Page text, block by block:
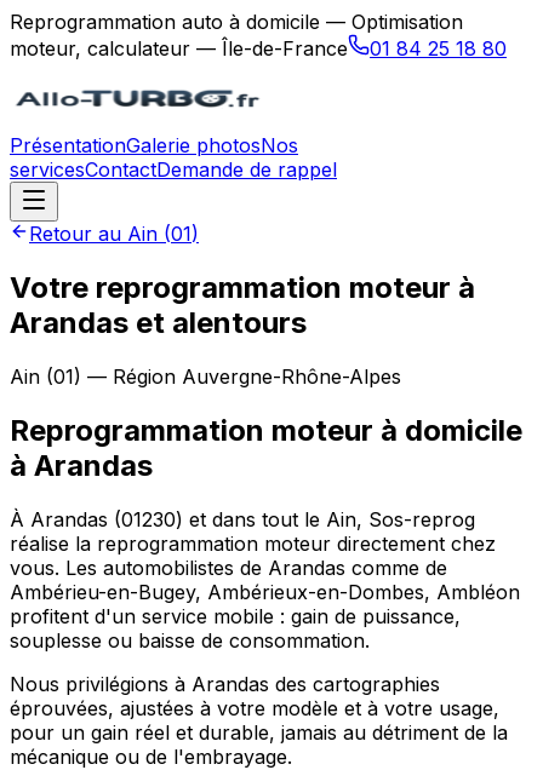
Reprogrammation auto à domicile — Optimisation
moteur, calculateur — Île-de-France
01 84 25 18 80
PrésentationGalerie photosNos
servicesContactDemande de rappel
Retour au Ain (01)
Votre reprogrammation moteur à
Arandas et alentours
Ain (01) — Région Auvergne-Rhône-Alpes
Reprogrammation moteur à domicile
à Arandas
À Arandas (01230) et dans tout le Ain, Sos-reprog
réalise la reprogrammation moteur directement chez
vous. Les automobilistes de Arandas comme de
Ambérieu-en-Bugey, Ambérieux-en-Dombes, Ambléon
profitent d'un service mobile : gain de puissance,
souplesse ou baisse de consommation.
Nous privilégions à Arandas des cartographies
éprouvées, ajustées à votre modèle et à votre usage,
pour un gain réel et durable, jamais au détriment de la
mécanique ou de l'embrayage.